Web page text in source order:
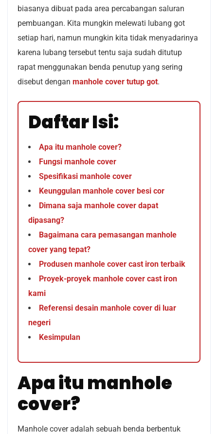
biasanya dibuat pada area percabangan saluran
pembuangan. Kita mungkin melewati lubang got
setiap hari, namun mungkin kita tidak menyadarinya
karena lubang tersebut tentu saja sudah ditutup
rapat menggunakan benda penutup yang sering
disebut dengan manhole cover tutup got.
Daftar Isi:
Apa itu manhole cover?
Fungsi manhole cover
Spesifikasi manhole cover
Keunggulan manhole cover besi cor
Dimana saja manhole cover dapat
dipasang?
Bagaimana cara pemasangan manhole
cover yang tepat?
Produsen manhole cover cast iron terbaik
Proyek-proyek manhole cover cast iron
kami
Referensi desain manhole cover di luar
negeri
Kesimpulan
Apa itu manhole
cover?
Manhole cover adalah sebuah benda berbentuk